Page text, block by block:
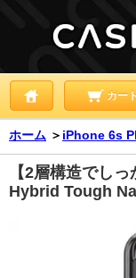
カート
ホーム ＞ iPhone 6s
【2層構造でし
Hybrid Tough